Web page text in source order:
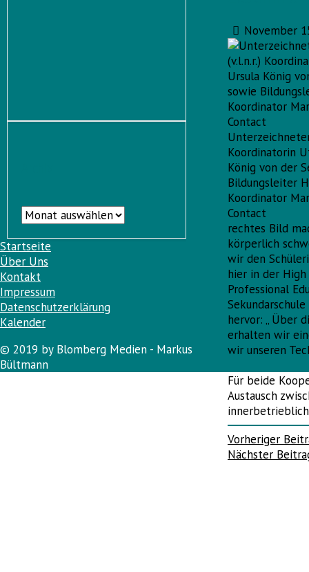
November
Koordinatorin
König von der
Bildungsleiter
Koordinator
Contact
rechtes Bild
körperlich
wir den
hier in der
Professional
hervor: „ Über
erhalten wir
wir unseren
Für beide
Austausch
Vorheriger
Nächster
Archiv
Startseite
Über Uns
Kontakt
Impressum
Datenschutzerklärung
Kalender
© 2019 by Blomberg Medien - Markus
Bültmann